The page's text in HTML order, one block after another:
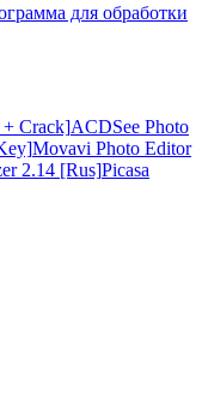
для обработки
+ Crack]ACDSee Photo
Movavi Photo Editor
2.14 [Rus]Picasa